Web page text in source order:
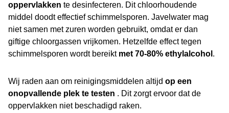
oppervlakken te desinfecteren. Dit chloorhoudende
middel doodt effectief schimmelsporen. Javelwater mag
niet samen met zuren worden gebruikt, omdat er dan
giftige chloorgassen vrijkomen. Hetzelfde effect tegen
schimmelsporen wordt bereikt met 70-80% ethylalcohol .
Wij raden aan om reinigingsmiddelen altijd op een
onopvallende plek te testen . Dit zorgt ervoor dat de
oppervlakken niet beschadigd raken.